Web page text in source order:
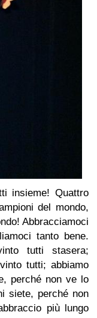
insieme! Quattro
del mondo,
Abbracciamoci
tanto bene.
tutti stasera;
tutti; abbiamo
perché non ve lo
siete, perché non
più lungo